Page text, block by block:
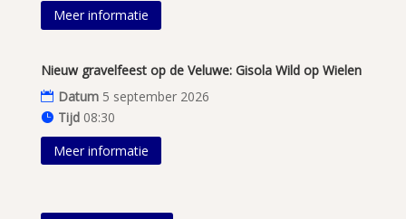
Meer informatie
Nieuw gravelfeest op de Veluwe: Gisola Wild op Wielen
Datum 5 september 2026
Tijd 08:30
Meer informatie